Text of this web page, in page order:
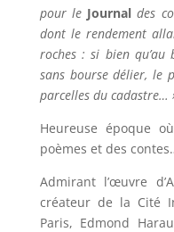
pour le Journal des
dont le rendement
roches : si bien qu’au
sans bourse délier, le
parcelles du cadastre…
Heureuse époque
poèmes et des
Admirant l’œuvre
créateur de la Cité
Paris, Edmond